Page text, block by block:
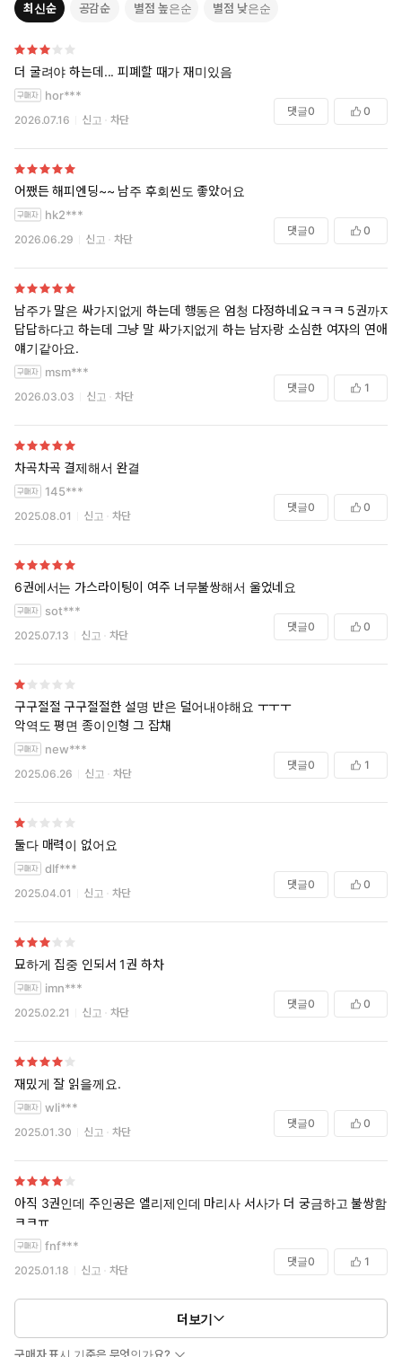
최신순 공감순 별점 높은순 별점 낮은순
더 굴려야 하는데... 피폐할 때가 재미있음
hor***
2026.07.16 신고 차단
댓글0 0
어쨌든 해피엔딩~~ 남주 후회씬도 좋았어요
hk2***
2026.06.29 신고 차단
댓글0 0
남주가 말은 싸가지없게 하는데 행동은 엄청 다정하네요ㅋㅋㅋ 5권까지
답답하다고 하는데 그냥 말 싸가지없게 하는 남자랑 소심한 여자의 연애
얘기같아요.
msm***
2026.03.03 신고 차단
댓글0 1
차곡차곡 결제해서 완결
145***
2025.08.01 신고 차단
댓글0 0
6권에서는 가스라이팅이 여주 너무불쌍해서 울었네요
sot***
2025.07.13 신고 차단
댓글0 0
구구절절 구구절절한 설명 반은 덜어내야해요 ㅜㅜㅜ
악역도 평면 종이인형 그 잡채
new***
2025.06.26 신고 차단
댓글0 1
둘다 매력이 없어요
dlf***
2025.04.01 신고 차단
댓글0 0
묘하게 집중 인되서 1권 하차
imn***
2025.02.21 신고 차단
댓글0 0
재밌게 잘 읽을께요.
wli***
2025.01.30 신고 차단
댓글0 0
아직 3권인데 주인공은 엘리제인데 마리사 서사가 더 궁금하고 불쌍함
ㅋㅋㅠ
fnf***
2025.01.18 신고 차단
댓글0 1
더보기